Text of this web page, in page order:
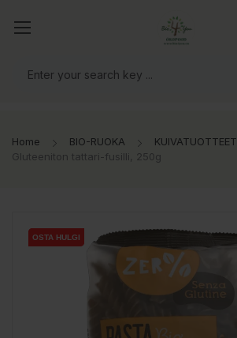
Home BIO-RUOKA
KUIVATUOTTEET
Gluteeniton tattari-fusilli, 250g
OSTA HULGI
OSTA HULGI